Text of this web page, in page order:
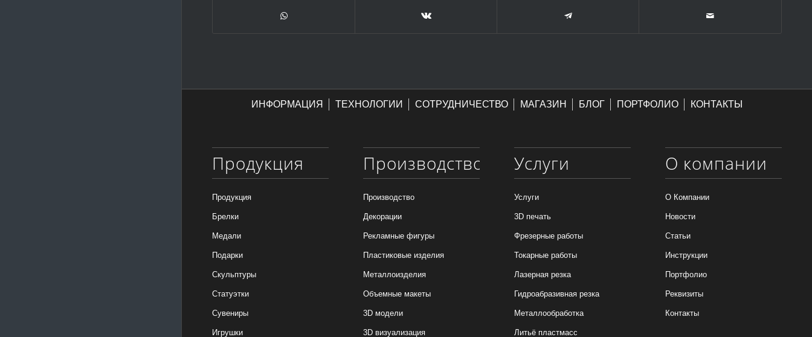
ИНФОРМАЦИЯ ТЕХНОЛОГИИ СОТРУДНИЧЕСТВО МАГАЗИН БЛОГ ПОРТФОЛИО КОНТАКТЫ
Продукция
Продукция
Брелки
Медали
Подарки
Скульптуры
Статуэтки
Сувениры
Игрушки
Производство
Производство
Декорации
Рекламные фигуры
Пластиковые изделия
Металлоизделия
Объемные макеты
3D модели
3D визуализация
Услуги
Услуги
3D печать
Фрезерные работы
Токарные работы
Лазерная резка
Гидроабразивная резка
Металлообработка
Литьё пластмасс
О компании
О Компании
Новости
Статьи
Инструкции
Портфолио
Реквизиты
Контакты